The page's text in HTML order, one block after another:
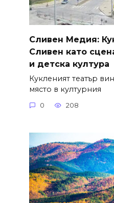
Сливен Медия:
Сливен като
и детска култура
Кукленият театър
място в културния
0 208